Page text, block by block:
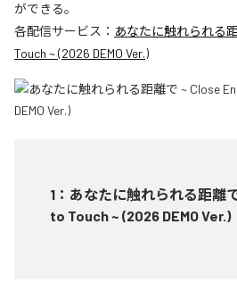
ができる。
各配信サービス： あなたに触れられる
Touch ~ (2026 DEMO Ver.)
1 ： あなたに触れられる距離
to Touch ~ (2026 DEMO Ver.)